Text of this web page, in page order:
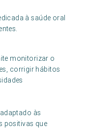
à saúde oral
monitorizar o
corrigir hábitos
às
positivas que